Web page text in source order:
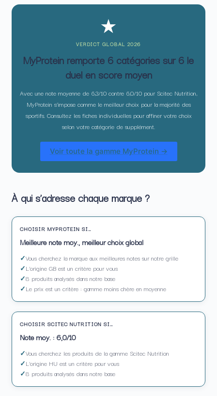
★
VERDICT GLOBAL 2026
MyProtein remporte 6 catégories sur 6 le
duel en score moyen
Avec une note moyenne de 6,3/10 contre 6,0/10 pour Scitec Nutrition,
MyProtein s’impose comme le meilleur choix pour la majorité des
sportifs. Consultez les fiches individuelles pour affiner votre choix
selon votre catégorie de supplément.
Voir toute la gamme MyProtein →
À qui s’adresse chaque marque ?
CHOISIR MYPROTEIN SI…
Meilleure note moy., meilleur choix global
Vous cherchez la marque aux meilleures notes sur notre grille
L’origine GB est un critère pour vous
8 produits analysés dans notre base
Le prix est un critère : gamme moins chère en moyenne
CHOISIR SCITEC NUTRITION SI…
Note moy. : 6,0/10
Vous cherchez les produits de la gamme Scitec Nutrition
L’origine HU est un critère pour vous
8 produits analysés dans notre base